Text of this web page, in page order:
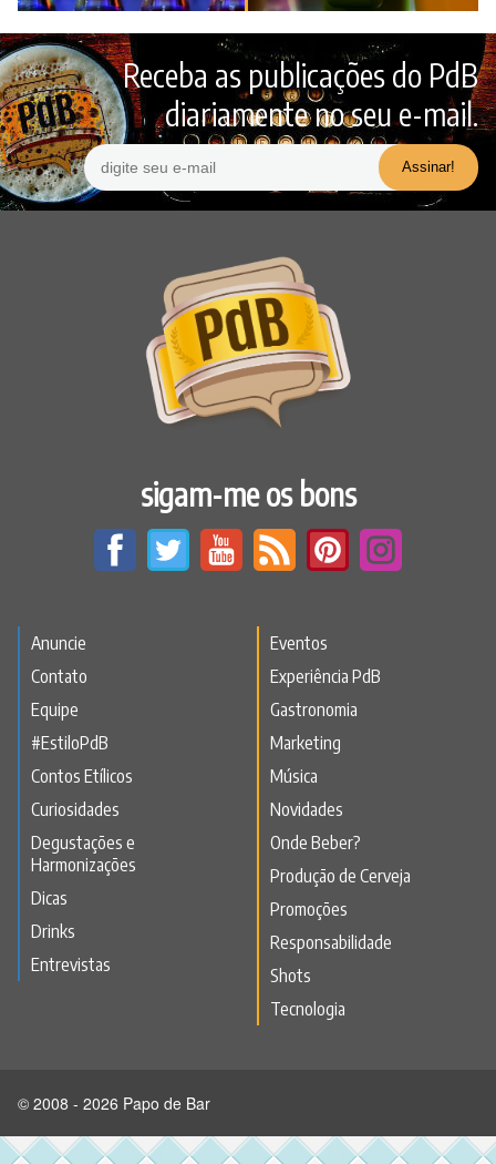
Receba as publicações do PdB
diariamente no seu e-mail.
sigam-me os bons
Anuncie
Contato
Equipe
#EstiloPdB
Contos Etílicos
Curiosidades
Degustações e
Harmonizações
Dicas
Drinks
Entrevistas
Eventos
Experiência PdB
Gastronomia
Marketing
Música
Novidades
Onde Beber?
Produção de Cerveja
Promoções
Responsabilidade
Shots
Tecnologia
© 2008 - 2026 Papo de Bar